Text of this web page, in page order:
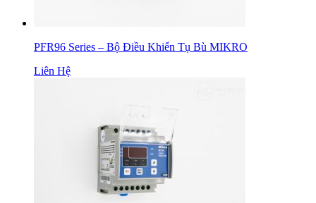
PFR96 Series – Bộ Điều Khiển Tụ Bù MIKRO
Liên Hệ